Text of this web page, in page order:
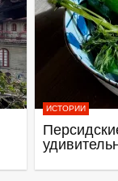
ИСТОРИИ